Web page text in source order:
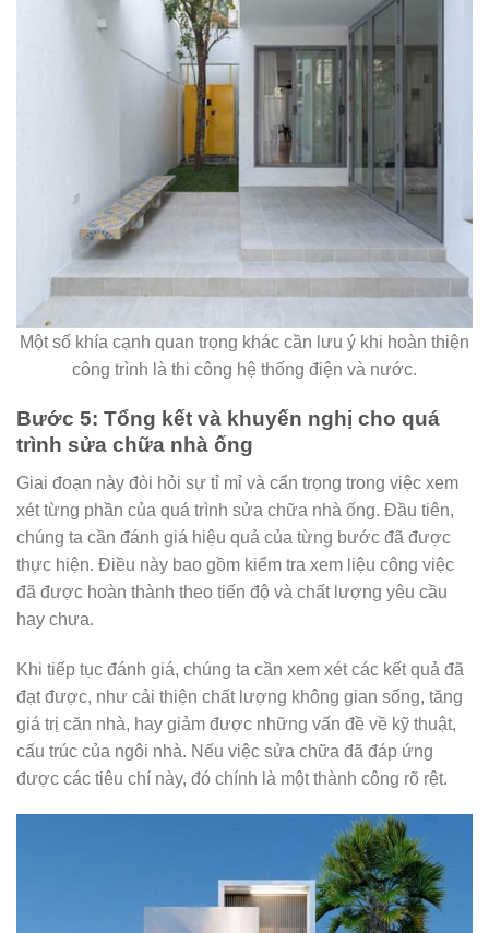
Một số khía cạnh quan trọng khác cần lưu ý khi hoàn thiện
công trình là thi công hệ thống điện và nước.
Bước 5: Tổng kết và khuyến nghị cho quá
trình sửa chữa nhà ống
Giai đoạn này đòi hỏi sự tỉ mỉ và cẩn trọng trong việc xem
xét từng phần của quá trình sửa chữa nhà ống. Đầu tiên,
chúng ta cần đánh giá hiệu quả của từng bước đã được
thực hiện. Điều này bao gồm kiểm tra xem liệu công việc
đã được hoàn thành theo tiến độ và chất lượng yêu cầu
hay chưa.
Khi tiếp tục đánh giá, chúng ta cần xem xét các kết quả đã
đạt được, như cải thiện chất lượng không gian sống, tăng
giá trị căn nhà, hay giảm được những vấn đề về kỹ thuật,
cấu trúc của ngôi nhà. Nếu việc sửa chữa đã đáp ứng
được các tiêu chí này, đó chính là một thành công rõ rệt.